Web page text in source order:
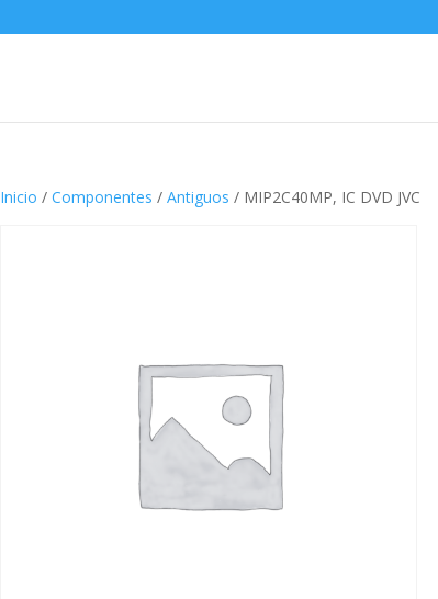
Inicio / Componentes / Antiguos / MIP2C40MP, IC DVD JVC